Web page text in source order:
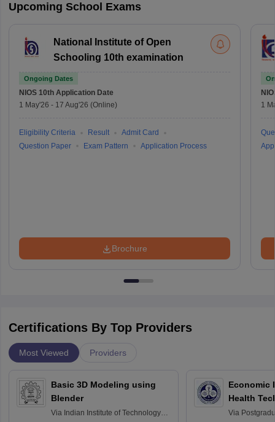
Upcoming School Exams
National Institute of Open
Schooling 10th examination
Ongoing Dates
NIOS 10th Application Date
1 May'26 - 17 Aug'26 (Online)
Eligibility Criteria Result
Admit Card
Question Paper
Exam Pattern Application Process
Brochure
1
Certifications By Top Providers
Most Viewed Providers
Basic 3D Modeling using
Blender
Via Indian Institute of Technology
Economic
Health
Via